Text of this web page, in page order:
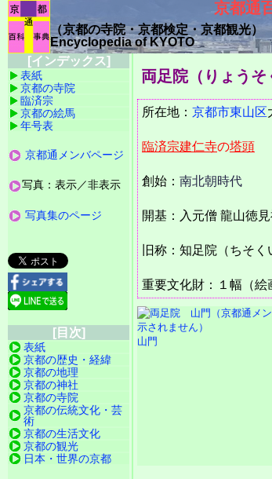
京都通
（京都の寺院・京都検定・京都観光）
Encyclopedia of KYOTO
両足院（りょうそ
所在地： 京都市東山区
臨済宗建仁寺の塔頭
創始： 南北朝時代
開基：入元僧 龍山徳
旧称：知足院（ちそく
重要文化財：１幅（絵
山門
[インデックス]
表紙
京都の寺院
臨済宗
京都の絵馬
年号表
京都通メンバページ
写真：表示／非表示
写真集のページ
[目次]
表紙
京都の歴史・経緯
京都の地理
京都の神社
京都の寺院
京都の伝統文化・芸
術
京都の生活文化
京都の観光
日本・世界の京都